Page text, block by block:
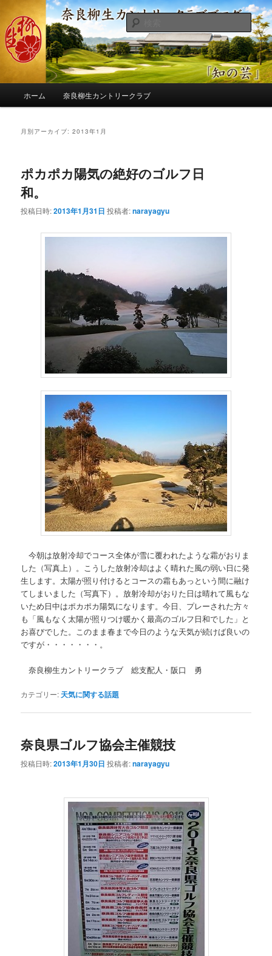
ン
コ
ン
へ
コ
ン
ツ
移
奈良柳生カントリークラブ総支配人
ブログ
季節の話題、クラブの出来事、コースの改修・更新作業、ゴルフに関する随
筆、喜怒哀楽などを気まぐれに発信します。
検
索
ホーム 奈良柳生カントリークラブ
月別アーカイブ:2013年1月
ポカポカ陽気の絶好のゴルフ日
和。
投稿日時:2013年1月31日 投稿者:narayagyu
今朝は放射冷却でコース全体が雪に覆われたような霜がおりま
した（写真上）。こうした放射冷却はよく晴れた風の弱い日に発
生します。太陽が照り付けるとコースの霜もあっという間に融け
てしまいました（写真下）。放射冷却がおりた日は晴れて風もな
いため日中はポカポカ陽気になります。今日、プレーされた方々
も「風もなく太陽が照りつけ暖かく最高のゴルフ日和でした」と
お喜びでした。このまま春まで今日のような天気が続けば良いの
ですが・・・・・・・。
奈良柳生カントリークラブ 総支配人・阪口 勇
カテゴリー: 天気に関する話題
奈良県ゴルフ協会主催競技
投稿日時:2013年1月30日 投稿者:narayagyu